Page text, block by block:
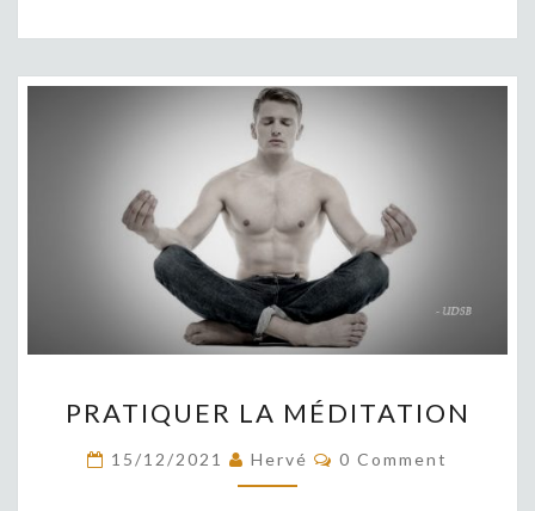
LA
MÉDITATION
PRATIQUER LA MÉDITATION
15/12/2021 Hervé COMMENTS
0 Comment